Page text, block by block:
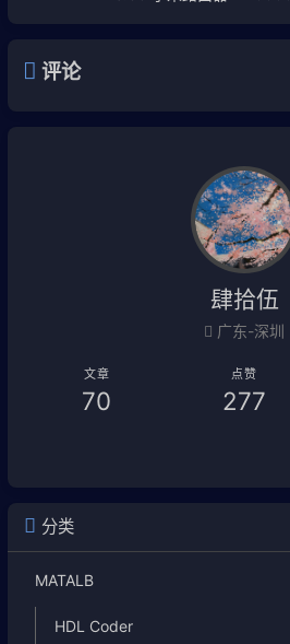
评论
肆拾伍
广东-深圳
文章
70
点赞
277
分类
MATALB
HDL Coder